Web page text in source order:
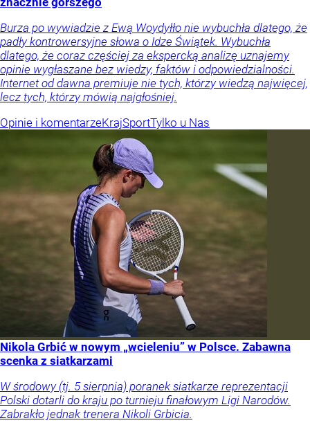
Burza po wywiadzie z Ewą Woydyłło nie wybuchła dlatego, że
padły kontrowersyjne słowa o Idze Świątek. Wybuchła
dlatego, że coraz częściej za ekspercką analizę uznajemy
opinie wygłaszane bez wiedzy, faktów i odpowiedzialności.
Internet od dawna premiuje nie tych, którzy wiedzą najwięcej,
lecz tych, którzy mówią najgłośniej.
Opinie i komentarzeKrajSportTylko u Nas
Nikola Grbić w nowym „wcieleniu” w Polsce. Zabawna
scenka z siatkarzami
W środowy (tj. 5 sierpnia) poranek siatkarze reprezentacji
Polski dotarli do kraju po turnieju finałowym Ligi Narodów.
Zabrakło jednak trenera Nikoli Grbicia.